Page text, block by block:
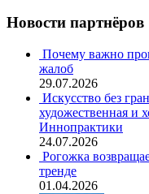
Новости партнёров
Почему важно
жалоб
29.07.2026
Искусство без
художественная и
Иннопрактики
24.07.2026
Рогожка
тренде
01.04.2026